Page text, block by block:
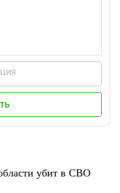
убит в СВО